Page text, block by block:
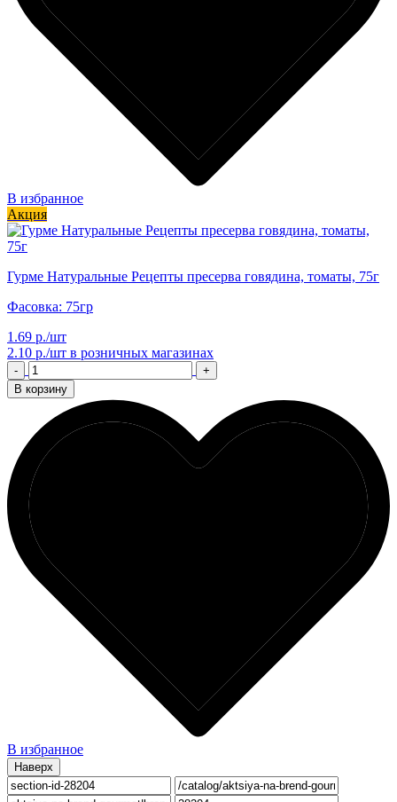
В избранное
Акция
Гурме Натуральные Рецепты пресерва говядина, томаты, 75г
Фасовка: 75гр
1.69 р./шт
2.10 р./шт в розничных магазинах
-
+
В корзину
В избранное
Наверх